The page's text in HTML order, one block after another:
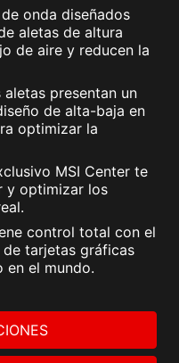
onda diseñados
aletas de altura
de aire y reducen la
aletas presentan un
de alta-baja en
optimizar la
MSI Center te
y optimizar los
control total con el
tarjetas gráficas
en el mundo.